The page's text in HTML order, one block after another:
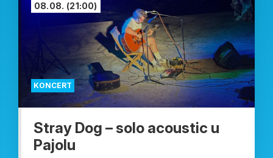
KONCERT
08.08. (21:00)
Stray Dog – solo acoustic u
Pajolu